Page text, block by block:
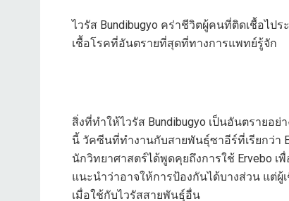
ไวรัส Bundibugyo คร่าชีวิตผู้คนที่ติดเชื้อไป
เชื้อโรคที่อันตรายที่สุดที่ทางการแพทย์รู้จัก
สิ่งที่ทำให้ไวรัส Bundibugyo เป็นอันตราย
นี้ วัคซีนที่ทำงานกับสายพันธุ์ซาอีร์ที่เรียกว่า
นักวิทยาศาสตร์ได้พูดคุยถึงการใช้ Ervebo
แนะนำว่าอาจให้การป้องกันได้บางส่วน แต่
เมื่อใช้กับไวรัสสายพันธุ์อื่น